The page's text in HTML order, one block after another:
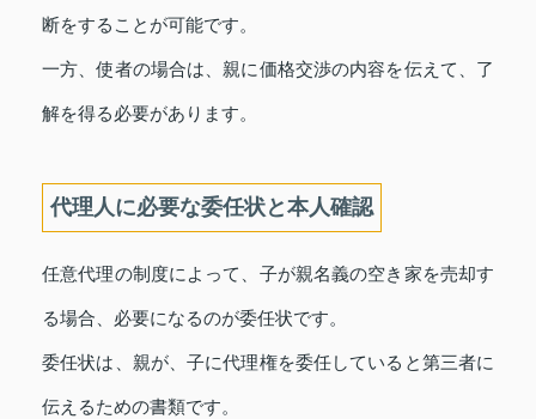
断をすることが可能です。
一方、使者の場合は、親に価格交渉の内容を伝えて、了
解を得る必要があります。
代理人に必要な委任状と本人確認
任意代理の制度によって、子が親名義の空き家を売却す
る場合、必要になるのが委任状です。
委任状は、親が、子に代理権を委任していると第三者に
伝えるための書類です。